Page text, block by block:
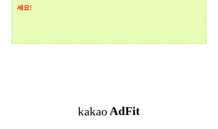
세요!